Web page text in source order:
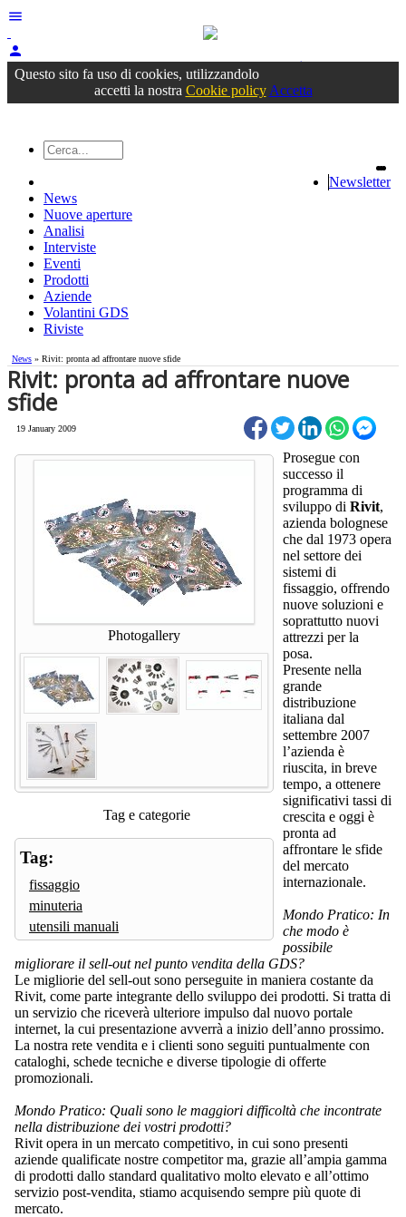
menu
person
Accedioppure registrati
Questo sito fa uso di cookies, utilizzandolo
accetti la nostra Cookie policy Accetta
Newsletter
News
Nuove aperture
Analisi
Interviste
Eventi
Prodotti
Aziende
Volantini GDS
Riviste
News » Rivit: pronta ad affrontare nuove sfide
Rivit: pronta ad affrontare nuove
sfide
19 January 2009
Photogallery
Tag e categorie
Tag:
fissaggio
minuteria
utensili manuali
Prosegue con
successo il
programma di
sviluppo di Rivit,
azienda bolognese
che dal 1973 opera
nel settore dei
sistemi di
fissaggio, offrendo
nuove soluzioni e
soprattutto nuovi
attrezzi per la
posa.
Presente nella
grande
distribuzione
italiana dal
settembre 2007
l’azienda è
riuscita, in breve
tempo, a ottenere
significativi tassi di
crescita e oggi è
pronta ad
affrontare le sfide
del mercato
internazionale.
Mondo Pratico: In
che modo è
possibile
migliorare il sell-out nel punto vendita della GDS?
Le migliorie del sell-out sono perseguite in maniera costante da
Rivit, come parte integrante dello sviluppo dei prodotti. Si tratta di
un servizio che riceverà ulteriore impulso dal nuovo portale
internet, la cui presentazione avverrà a inizio dell’anno prossimo.
La nostra rete vendita e i clienti sono seguiti puntualmente con
cataloghi, schede tecniche e diverse tipologie di offerte
promozionali.
Mondo Pratico: Quali sono le maggiori difficoltà che incontrate
nella distribuzione dei vostri prodotti?
Rivit opera in un mercato competitivo, in cui sono presenti
aziende qualificate nostre competitor ma, grazie all’ampia gamma
di prodotti dallo standard qualitativo molto elevato e all’ottimo
servizio post-vendita, stiamo acquisendo sempre più quote di
mercato.